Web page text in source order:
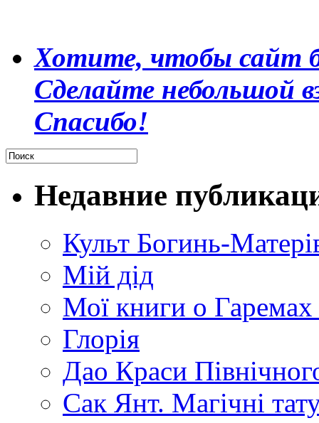
Хотите, чтобы сайт
Сделайте небольшой
Спасибо!
Недавние
Культ Богинь-
Мій дід
Мої книги о
Глорія
Дао Краси
Сак Янт. Магічні